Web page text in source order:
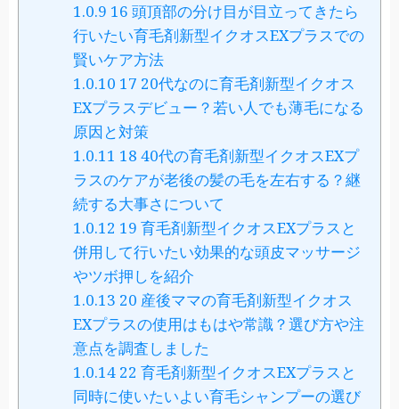
1.0.9 16 頭頂部の分け目が目立ってきたら
行いたい育毛剤新型イクオスEXプラスでの
賢いケア方法
1.0.10 17 20代なのに育毛剤新型イクオス
EXプラスデビュー？若い人でも薄毛になる
原因と対策
1.0.11 18 40代の育毛剤新型イクオスEXプ
ラスのケアが老後の髪の毛を左右する？継
続する大事さについて
1.0.12 19 育毛剤新型イクオスEXプラスと
併用して行いたい効果的な頭皮マッサージ
やツボ押しを紹介
1.0.13 20 産後ママの育毛剤新型イクオス
EXプラスの使用はもはや常識？選び方や注
意点を調査しました
1.0.14 22 育毛剤新型イクオスEXプラスと
同時に使いたいよい育毛シャンプーの選び